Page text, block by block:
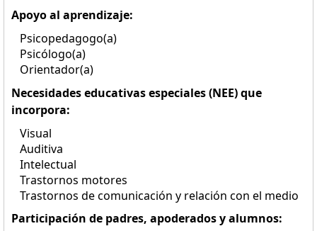
Apoyo al aprendizaje:
Psicopedagogo(a)
Psicólogo(a)
Orientador(a)
Necesidades educativas especiales (NEE) que
incorpora:
Visual
Auditiva
Intelectual
Trastornos motores
Trastornos de comunicación y relación con el medio
Participación de padres, apoderados y alumnos: